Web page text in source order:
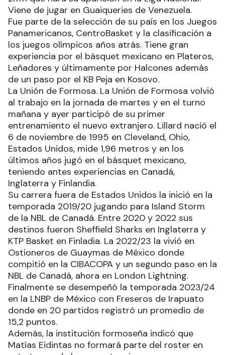
Viene de jugar en Guaiqueries de Venezuela.
Fue parte de la selección de su país en los Juegos
Panamericanos, CentroBasket y la clasificación a
los juegos olímpicos años atrás. Tiene gran
experiencia por el básquet mexicano en Plateros,
Leñadores y últimamente por Halcones además
de un paso por el KB Peja en Kosovo.
La Unión de Formosa. La Unión de Formosa volvió
al trabajo en la jornada de martes y en el turno
mañana y ayer participó de su primer
entrenamiento el nuevo extranjero. Lillard nació el
6 de noviembre de 1995 en Cleveland, Ohio,
Estados Unidos, mide 1,96 metros y en los
últimos años jugó en el básquet mexicano,
teniendo antes experiencias en Canadá,
Inglaterra y Finlandia.
Su carrera fuera de Estados Unidos la inició en la
temporada 2019/20 jugando para Island Storm
de la NBL de Canadá. Entre 2020 y 2022 sus
destinos fueron Sheffield Sharks en Inglaterra y
KTP Basket en Finladia. La 2022/23 la vivió en
Ostioneros de Guaymas de México donde
compitió en la CIBACOPA y un segundo paso en la
NBL de Canadá, ahora en London Lightning.
Finalmente se desempeñó la temporada 2023/24
en la LNBP de México con Freseros de Irapuato
donde en 20 partidos registró un promedio de
15,2 puntos.
Además, la institución formoseña indicó que
Matías Eidintas no formará parte del roster en